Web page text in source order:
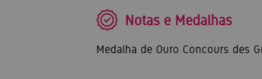
Notas e Medalhas
Medalha de Ouro Concours des